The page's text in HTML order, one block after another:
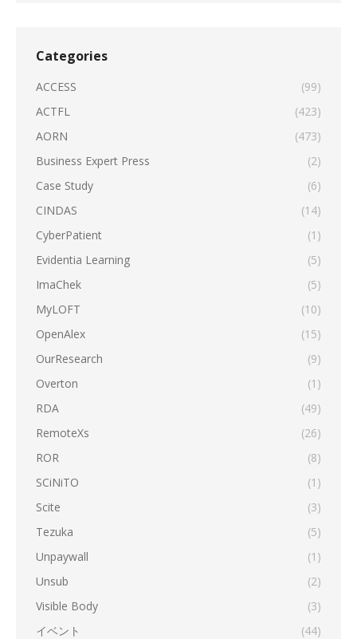
Categories
ACCESS
(99)
ACTFL
(423)
AORN
(473)
Business Expert Press
(2)
Case Study
(6)
CINDAS
(14)
CyberPatient
(1)
Evidentia Learning
(5)
ImaChek
(5)
MyLOFT
(10)
OpenAlex
(15)
OurResearch
(9)
Overton
(1)
RDA
(49)
RemoteXs
(26)
ROR
(8)
SCiNiTO
(1)
Scite
(3)
Tezuka
(5)
Unpaywall
(1)
Unsub
(2)
Visible Body
(3)
イベント
(44)